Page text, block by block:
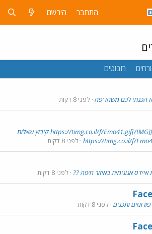
התחבר הירשם
רובוטים
הכנתי לכם משהו יפה לפני 8 דקות
[IMG]https://timg.co.il/f/Emo41.gif[/IMG] קיבוץ שאלות
לפני 8 דקות
אנונימית באיזור חיפה ?? לפני 8 דקות
ותכנים לפני 8 דקות